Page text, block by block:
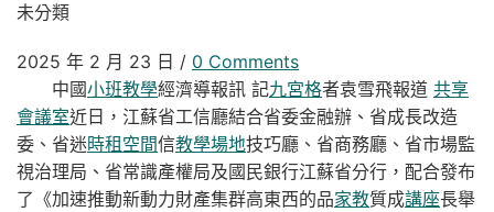
未分類
2025 年 2 月 23 日 / 0 Comments
中國小班教學經濟導報訊 記九宮格者袁雪飛報道 共享
會議室近日，江蘇省工信廳結合省委金融辦、省成長改造
委、省迷時租空間信教學場地技巧廳、省商務廳、省市場監
視治理局、省常識產權局及國民銀行江蘇省分行，配合發布
了《加速推動新動力財產集群高東西的品家教質成講座長舉